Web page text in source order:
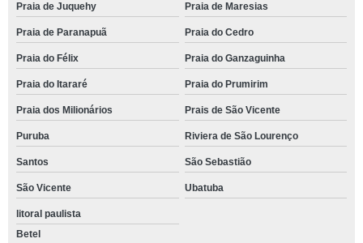
Praia de Juquehy Praia de Maresias
Praia de Paranapuã Praia do Cedro
Praia do Félix Praia do Ganzaguinha
Praia do Itararé Praia do Prumirim
Praia dos Milionários Prais de São Vicente
Puruba Riviera de São Lourenço
Santos São Sebastião
São Vicente Ubatuba
litoral paulista
Betel